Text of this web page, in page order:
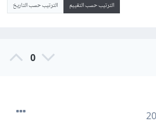
الترتيب حسب التقييم الترتيب حسب التاريخ
0